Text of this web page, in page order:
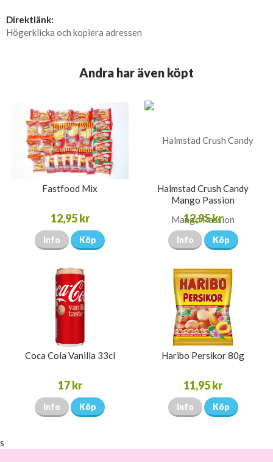
Direktlänk:
Högerklicka och kopiera adressen
Andra har även köpt
Fastfood Mix
12,95 kr
Info Köp
Halmstad Crush Candy
Mango Passion
12,95 kr
Info Köp
Coca Cola Vanilla 33cl
17 kr
Info Köp
Haribo Persikor 80g
11,95 kr
Info Köp
s